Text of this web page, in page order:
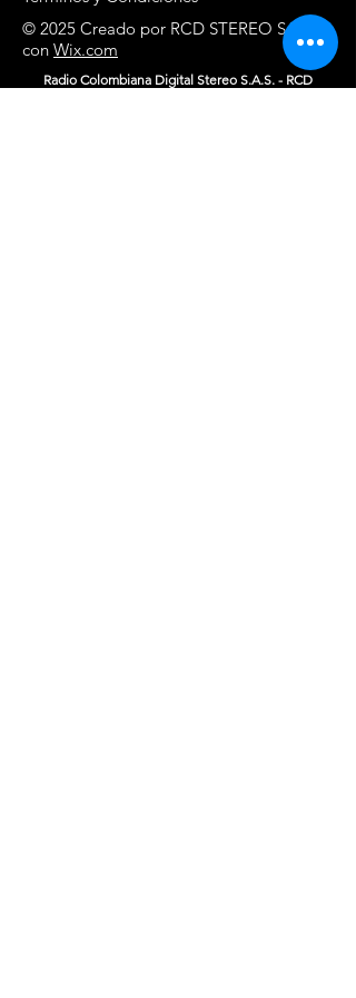
© 2025 Creado por RCD STEREO SAS
con Wix.com
Radio Colombiana Digital Stereo S.A.S. - RCD